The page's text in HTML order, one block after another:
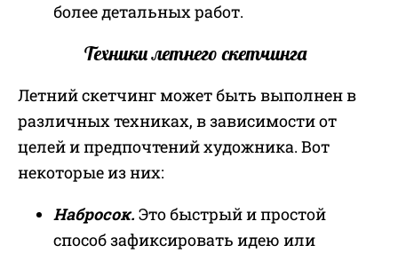
более детальных работ.
Техники летнего скетчинга
Летний скетчинг может быть выполнен в
различных техниках, в зависимости от
целей и предпочтений художника. Вот
некоторые из них:
Набросок. Это быстрый и простой
способ зафиксировать идею или